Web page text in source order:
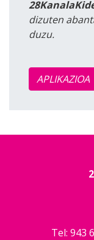
dizuten
duzu.
APLIKAZIOA
Tel: 943